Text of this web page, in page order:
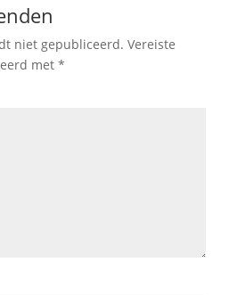
niet gepubliceerd. Vereiste
met *